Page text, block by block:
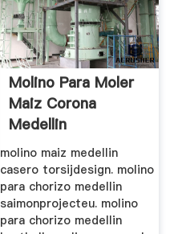
Molino Para Moler
Maiz Corona
Medellin
molino maiz medellin
casero torsijdesign. molino
para chorizo medellin
saimonprojecteu. molino
para chorizo medellin